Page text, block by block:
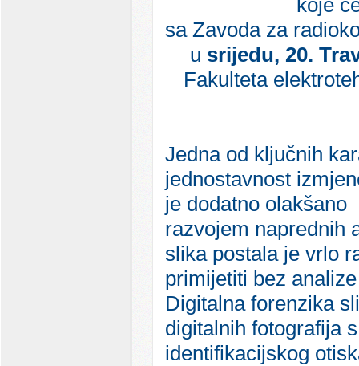
sa Zavoda za
u srijedu, 20.
Fakulteta
Jedna od ključnih
jednostavnost
je dodatno olakšano
razvojem naprednih
slika postala je vrlo
primijetiti bez
Digitalna forenzika
digitalnih fotografija
identifikacijskog